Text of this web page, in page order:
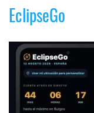
EclipseGo